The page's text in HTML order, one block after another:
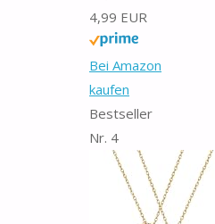
4,99 EUR
Bei Amazon
kaufen
Bestseller
Nr. 4